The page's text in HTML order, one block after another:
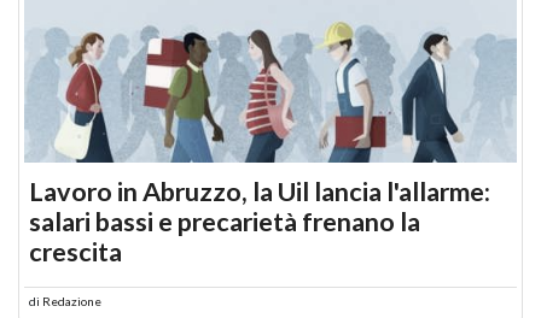
Lavoro in Abruzzo, la Uil lancia l'allarme:
salari bassi e precarietà frenano la
crescita
di Redazione